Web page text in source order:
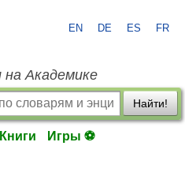
EN DE ES FR
на Академике
Найти!
Книги Игры ⚽